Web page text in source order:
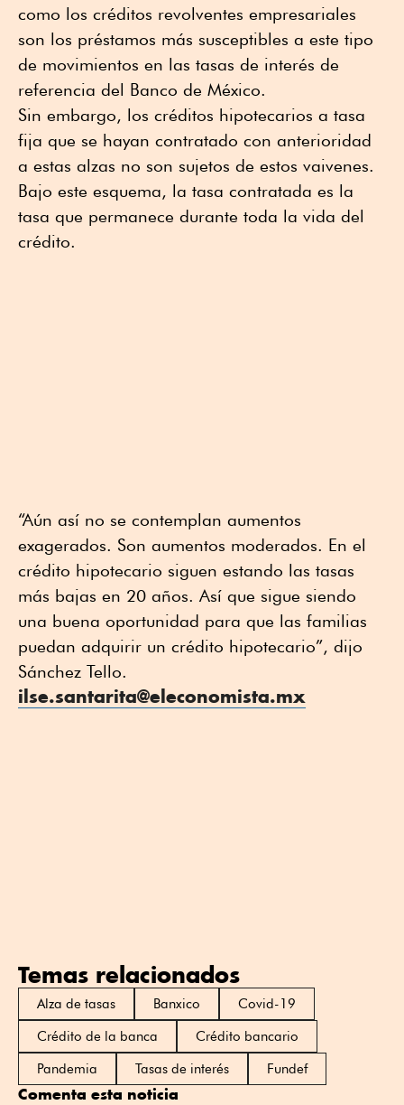
como los créditos revolventes empresariales
son los préstamos más susceptibles a este tipo
de movimientos en las tasas de interés de
referencia del Banco de México.
Sin embargo, los créditos hipotecarios a tasa
fija que se hayan contratado con anterioridad
a estas alzas no son sujetos de estos vaivenes.
Bajo este esquema, la tasa contratada es la
tasa que permanece durante toda la vida del
crédito.
“Aún así no se contemplan aumentos
exagerados. Son aumentos moderados. En el
crédito hipotecario siguen estando las tasas
más bajas en 20 años. Así que sigue siendo
una buena oportunidad para que las familias
puedan adquirir un crédito hipotecario”, dijo
Sánchez Tello.
ilse.santarita@eleconomista.mx
Temas relacionados
Alza de tasas Banxico
Covid-19
Crédito de la banca
Crédito bancario
Pandemia
Tasas de interés Fundef
Comenta esta noticia